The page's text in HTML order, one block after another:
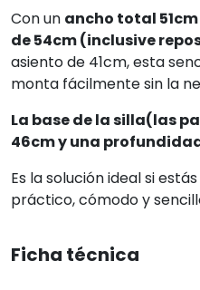
Con un ancho total
de 54cm (inclusive
asiento de 41cm, esta
monta fácilmente sin la
La base de la silla(las
46cm y una
Es la solución ideal si
práctico, cómodo y
Ficha técnica